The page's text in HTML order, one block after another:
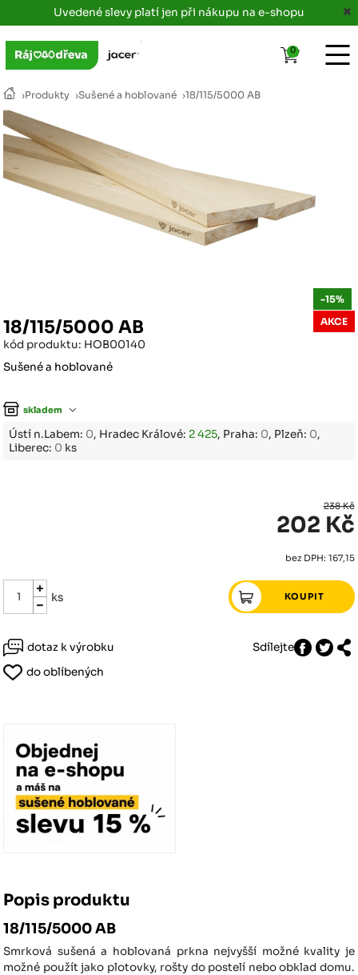
Uvedené slevy platí jen při nákupu na e-shopu
›Produkty ›Sušené a hoblované ›18/115/5000 AB
18/115/5000 AB
kód produktu: HOB00140
Sušené a hoblované
skladem
Ústí n.Labem: 0, Hradec Králové: 2 425, Praha: 0, Plzeň: 0,
Liberec: 0 ks
-15%
AKCE
238 Kč
202 Kč
bez DPH: 167,15
ks
dotaz k výrobku
Sdílejte
do oblíbených
Popis produktu
18/115/5000 AB
Smrková sušená a hoblovaná prkna nejvyšší možné kvality je
možné použít jako plotovky, rošty do postelí nebo obklad domu.
0